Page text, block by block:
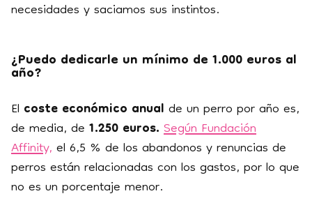
necesidades y saciamos sus instintos.
¿Puedo dedicarle un mínimo de 1.000 euros al
año?
Elcoste económico anualde un perro por año es,
demedia, de1.250 euros.Según Fundación
Affinity,el 6,5 % de los abandonos y renuncias de
perros están relacionadas con los gastos, por lo que
no es un porcentaje menor.